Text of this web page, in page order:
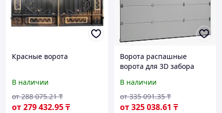
Красные ворота
В наличии
от279 432.95₸
от 288 075.21 ₸
Ворота распашные
ворота для 3D забора
В наличии
от325 038.61 ₸
от 335 091.35 ₸